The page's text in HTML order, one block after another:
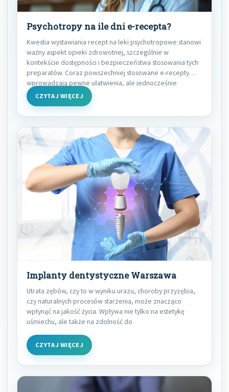
Psychotropy na ile dni e-recepta?
Kwestia wystawiania recept na leki psychotropowe stanowi
ważny aspekt opieki zdrowotnej, szczególnie w
kontekście dostępności i bezpieczeństwa stosowania tych
preparatów. Coraz powszechniej stosowane e-recepty
wprowadzają pewne ułatwienia, ale jednocześnie
wymagają
CZYTAJ WIĘCEJ
Implanty dentystyczne Warszawa
Utrata zębów, czy to w wyniku urazu, choroby przyzębia,
czy naturalnych procesów starzenia, może znacząco
wpłynąć na jakość życia. Wpływa nie tylko na estetykę
uśmiechu, ale także na zdolność do
CZYTAJ WIĘCEJ